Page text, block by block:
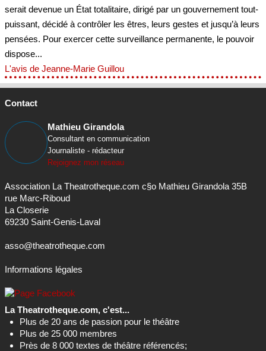
serait devenue un État totalitaire, dirigé par un gouvernement tout-
puissant, décidé à contrôler les êtres, leurs gestes et jusqu’à leurs
pensées. Pour exercer cette surveillance permanente, le pouvoir
dispose...
L'avis de Jeanne-Marie Guillou
Contact
Mathieu Girandola
Consultant en communication
Journaliste - rédacteur
Rejoignez mon réseau
Association La Theatrotheque.com c§o Mathieu Girandola 35B
rue Marc-Riboud
La Closerie
69230 Saint-Genis-Laval
asso@theatrotheque.com
Informations légales
La Theatrotheque.com, c'est...
Plus de 20 ans de passion pour le théâtre
Plus de 25 000 membres
Près de 8 000 textes de théâtre référencés;